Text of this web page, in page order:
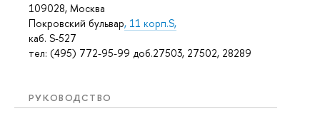
109028, Москва
Покровский бульвар, 11 корп.S,
каб. S-527
тел: (495) 772-95-99 доб.27503, 27502, 28289
РУКОВОДСТВО